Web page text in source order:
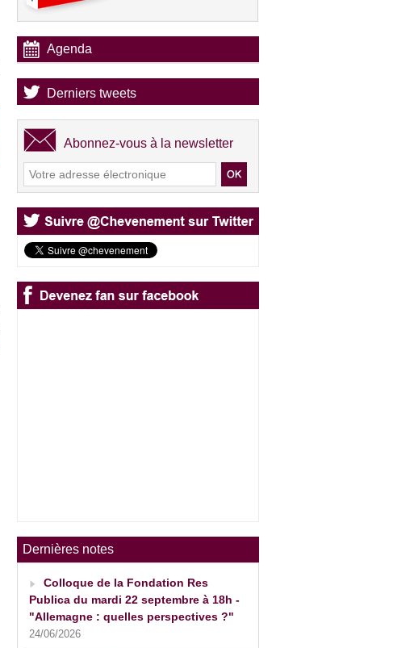
Agenda
Derniers tweets
Abonnez-vous à la newsletter
Dernières notes
Colloque de la Fondation Res
Publica du mardi 22 septembre à 18h -
"Allemagne : quelles perspectives ?"
24/06/2026